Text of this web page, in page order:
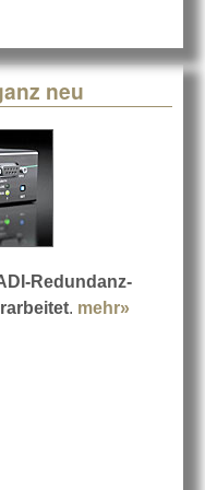
neu
Redundanz-
. mehr»